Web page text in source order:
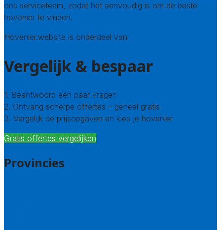
ons serviceteam, zodat het eenvoudig is om de beste
hovenier te vinden.
Hovenier.website is onderdeel van
Vergelijk & bespaar
1. Beantwoord een paar vragen
2. Ontvang scherpe offertes – geheel gratis
3. Vergelijk de prijsopgaven en kies je hovenier
Gratis offertes vergelijken
Provincies